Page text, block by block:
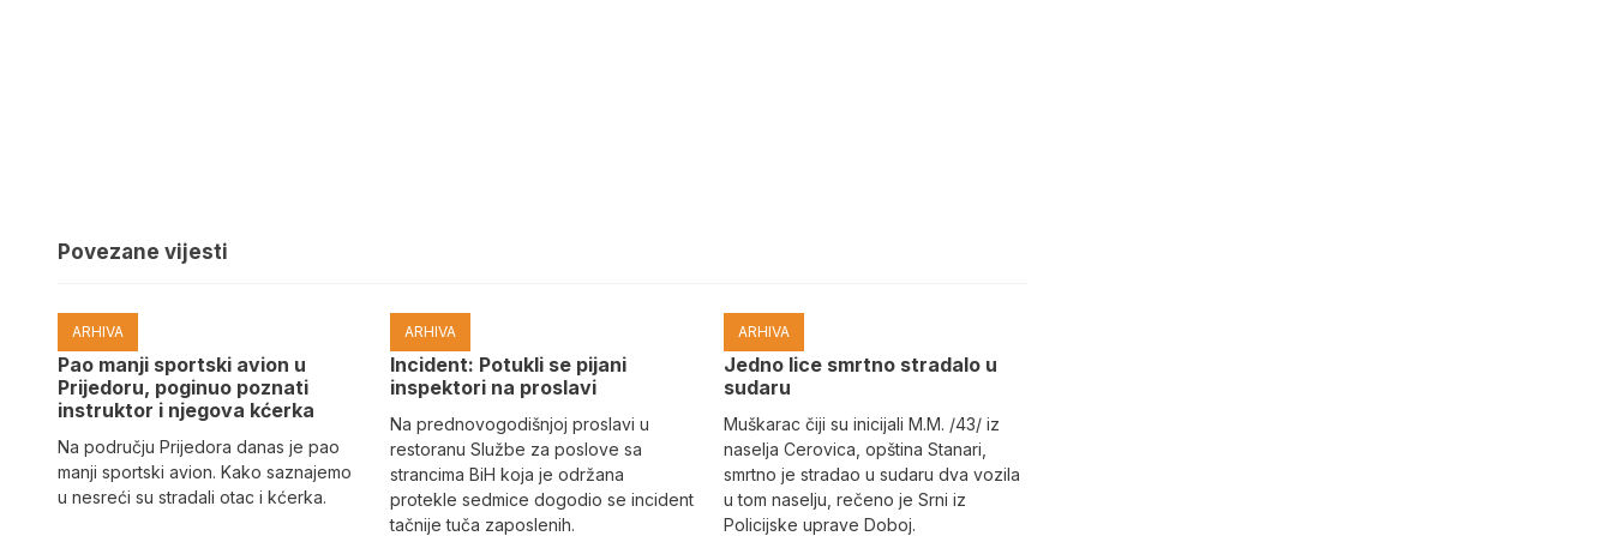
Povezane vijesti
ARHIVA
Pao manji sportski avion u
Prijedoru, poginuo poznati
instruktor i njegova kćerka
Na području Prijedora danas je pao
manji sportski avion. Kako saznajemo
u nesreći su stradali otac i kćerka.
ARHIVA
Incident: Potukli se pijani
inspektori na proslavi
Na prednovogodišnjoj proslavi u
restoranu Službe za poslove sa
strancima BiH koja je održana
protekle sedmice dogodio se incident
tačnije tuča zaposlenih.
ARHIVA
Јedno lice smrtno stradalo u
sudaru
Muškarac čiji su inicijali M.M. /43/ iz
naselja Cerovica, opština Stanari,
smrtno je stradao u sudaru dva vozila
u tom naselju, rečeno je Srni iz
Policijske uprave Doboj.